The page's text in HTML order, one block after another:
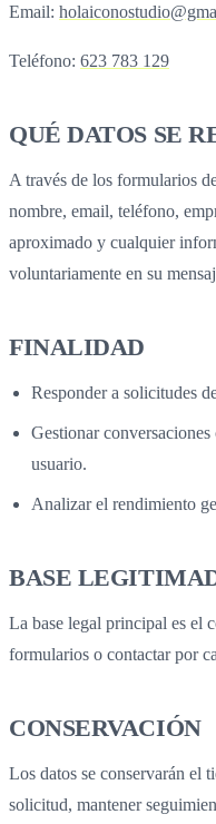
Email:
Teléfono: 623 783 129
QUÉ DATOS SE
A través de los formularios
nombre, email, teléfono,
aproximado y cualquier
voluntariamente en su
FINALIDAD
Responder a solicitudes
Gestionar
usuario.
Analizar el rendimiento
BASE
La base legal principal es el
formularios o contactar por
CONSERVACIÓN
Los datos se conservarán el
solicitud, mantener